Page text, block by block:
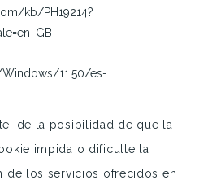
kb/PH19214?
11.50/es-
de la posibilidad de que la
impida o dificulte la
de los servicios ofrecidos en